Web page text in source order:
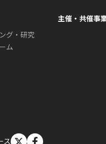
グ・研究
ム
主催・共催事
ス X